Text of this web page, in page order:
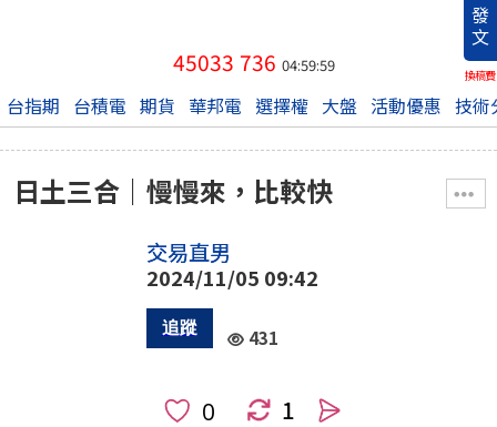
發
文
換稿費
45033 736 04:59:59
台指期 台積電 期貨 華邦電 選擇權 大盤 活動優惠 技術
日土三合｜慢慢來，比較快
交易直男
2024/11/05 09:42
431
1